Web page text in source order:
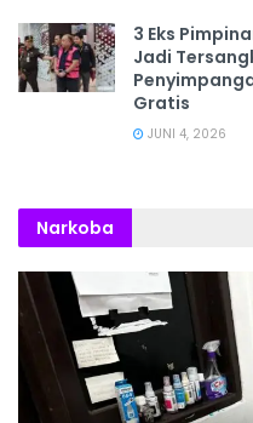
3 Eks
Jadi
Gratis
JUNI 4, 2026
Narkoba